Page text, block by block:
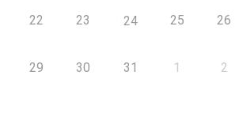
22 23 24 25 26
29 30 31 1 2